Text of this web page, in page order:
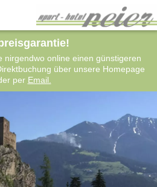
nirgendwo online einen günstigeren
über unsere Homepage
per Email.